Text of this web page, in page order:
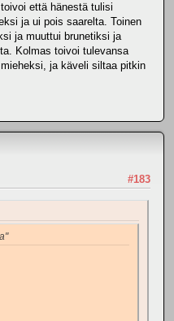
että hänestä tulisi
ja ui pois saarelta. Toinen
ja muuttui brunetiksi ja
Kolmas toivoi tulevansa
ja käveli siltaa pitkin
#183